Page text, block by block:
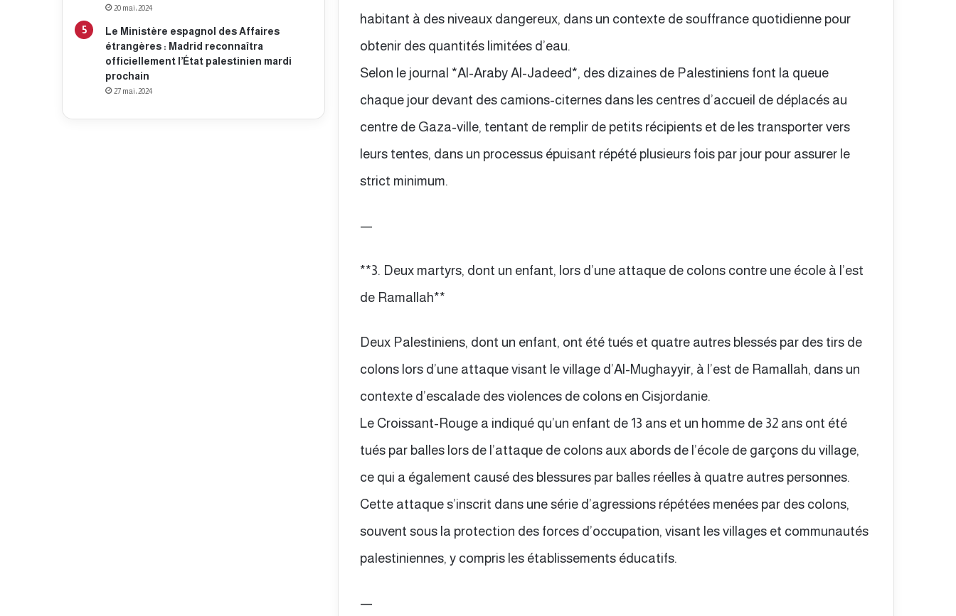
habitant à des niveaux dangereux, dans un contexte de souffrance quotidienne pour
obtenir des quantités limitées d’eau.
Selon le journal *Al-Araby Al-Jadeed*, des dizaines de Palestiniens font la queue
chaque jour devant des camions-citernes dans les centres d’accueil de déplacés au
centre de Gaza-ville, tentant de remplir de petits récipients et de les transporter vers
leurs tentes, dans un processus épuisant répété plusieurs fois par jour pour assurer le
strict minimum.
—
**3. Deux martyrs, dont un enfant, lors d’une attaque de colons contre une école à l’est
de Ramallah**
Deux Palestiniens, dont un enfant, ont été tués et quatre autres blessés par des tirs de
colons lors d’une attaque visant le village d’Al-Mughayyir, à l’est de Ramallah, dans un
contexte d’escalade des violences de colons en Cisjordanie.
Le Croissant-Rouge a indiqué qu’un enfant de 13 ans et un homme de 32 ans ont été
tués par balles lors de l’attaque de colons aux abords de l’école de garçons du village,
ce qui a également causé des blessures par balles réelles à quatre autres personnes.
Cette attaque s’inscrit dans une série d’agressions répétées menées par des colons,
souvent sous la protection des forces d’occupation, visant les villages et communautés
palestiniennes, y compris les établissements éducatifs.
—
20 mai، 2024
Le Ministère espagnol des Affaires
étrangères : Madrid reconnaîtra
officiellement l’État palestinien mardi
prochain
27 mai، 2024